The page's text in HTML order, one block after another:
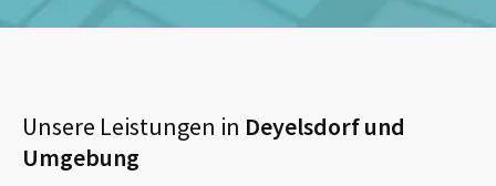
Unsere Leistungen in Deyelsdorfund
Umgebung